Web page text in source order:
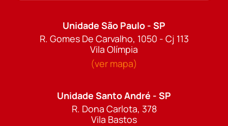
Unidade São Paulo - SP
R. Gomes De Carvalho, 1050 - Cj 113
Vila Olímpia
(ver mapa)
Unidade Santo André - SP
R. Dona Carlota, 378
Vila Bastos